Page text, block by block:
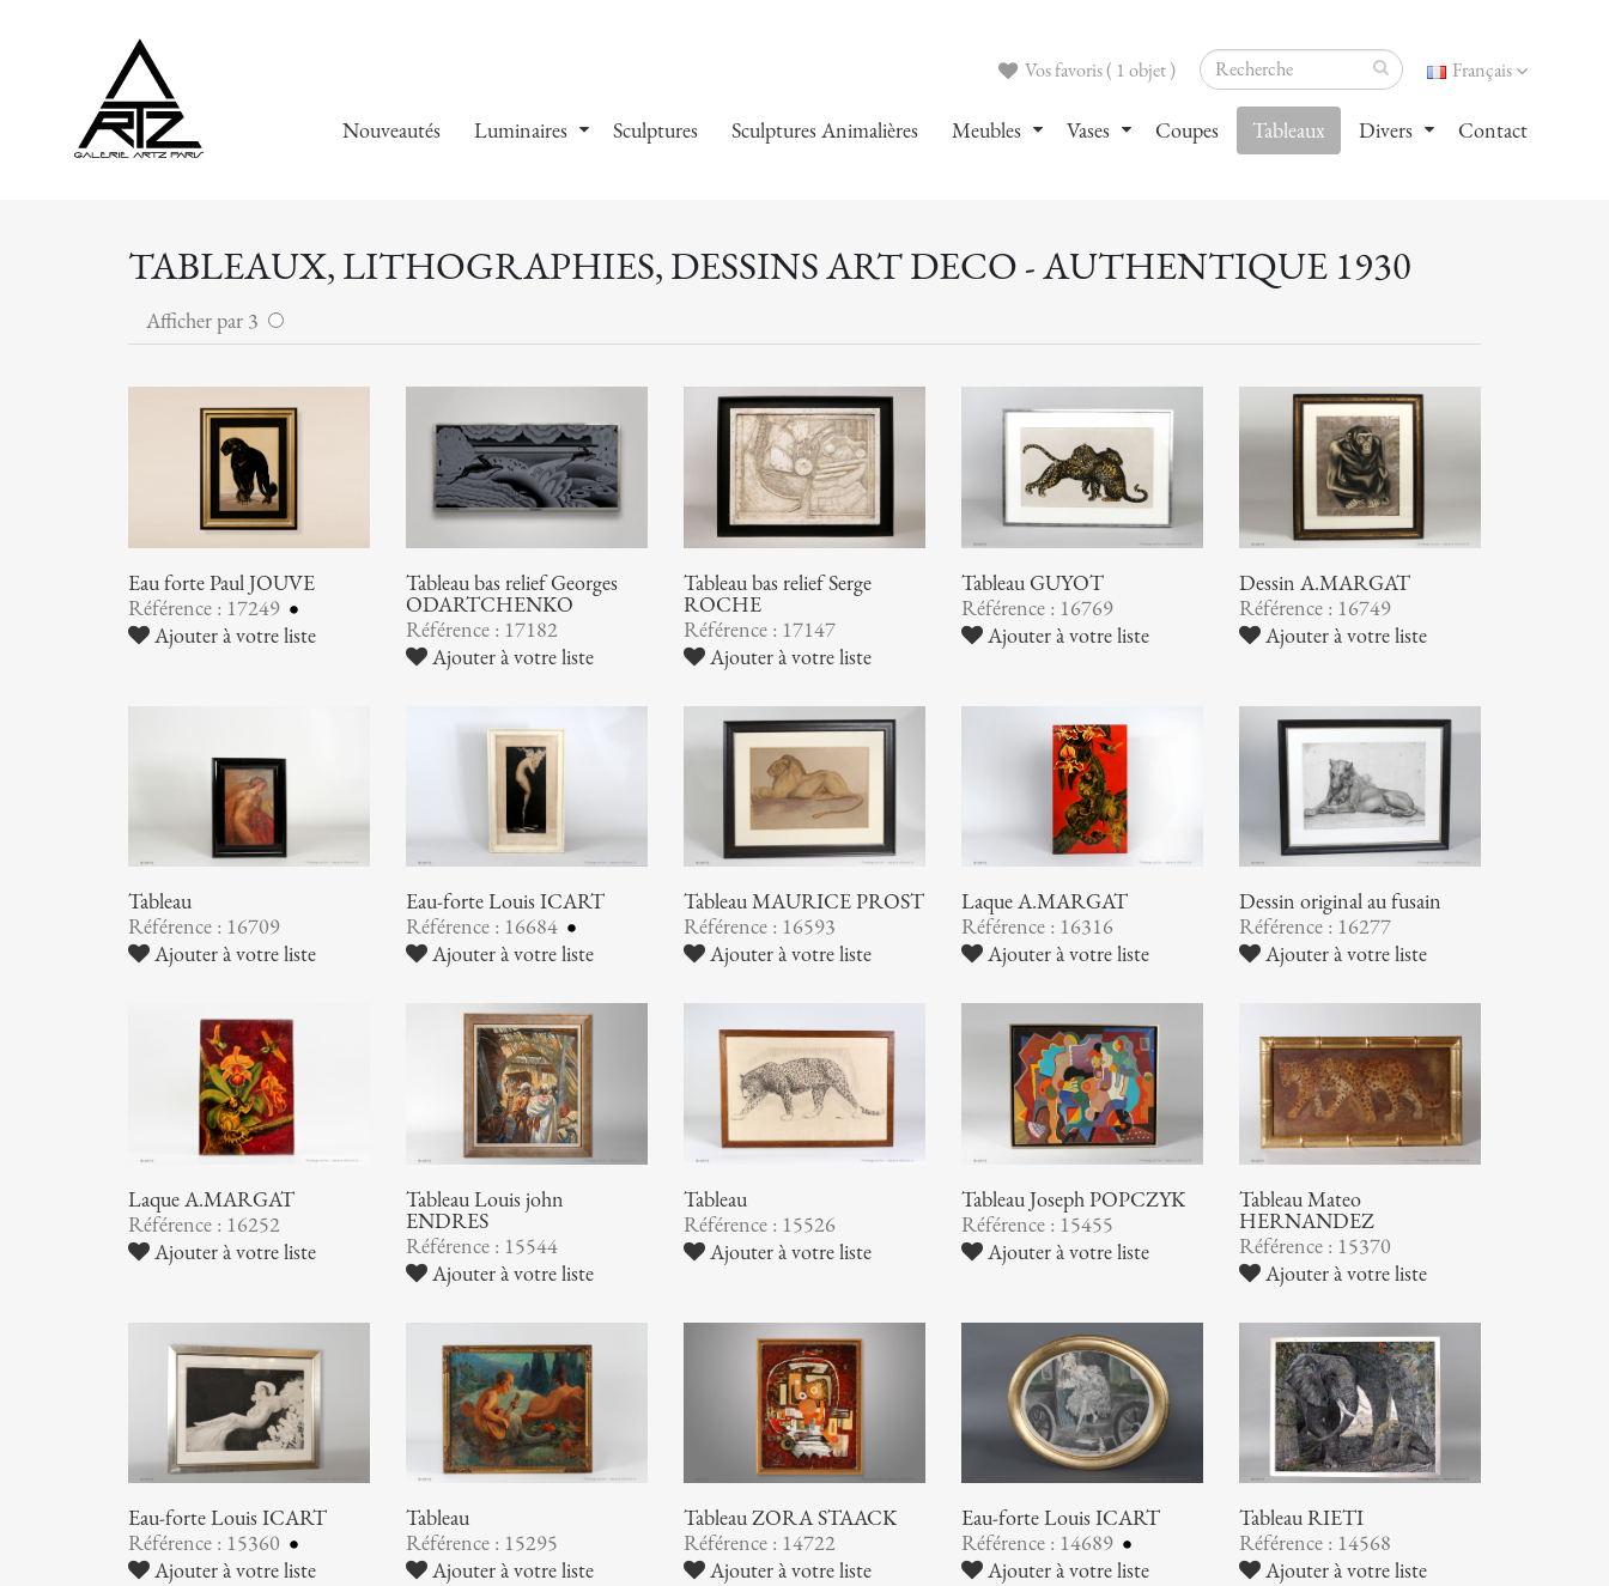
Français
Vos favoris ( 1 objet )
Nouveautés Luminaires Sculptures Sculptures Animalières Meubles Vases Coupes Tableaux Divers Contact
TABLEAUX, LITHOGRAPHIES, DESSINS ART DECO - AUTHENTIQUE 1930
Afficher par 3
Eau forte Paul JOUVE
Référence : 17249
Ajouter à votre liste
Tableau bas relief Georges
ODARTCHENKO
Référence : 17182
Ajouter à votre liste
Tableau bas relief Serge
ROCHE
Référence : 17147
Ajouter à votre liste
Tableau GUYOT
Référence : 16769
Ajouter à votre liste
Dessin A.MARGAT
Référence : 16749
Ajouter à votre liste
Tableau
Référence : 16709
Ajouter à votre liste
Eau-forte Louis ICART
Référence : 16684
Ajouter à votre liste
Tableau MAURICE PROST
Référence : 16593
Ajouter à votre liste
Laque A.MARGAT
Référence : 16316
Ajouter à votre liste
Dessin original au fusain
Référence : 16277
Ajouter à votre liste
Laque A.MARGAT
Référence : 16252
Ajouter à votre liste
Tableau Louis john
ENDRES
Référence : 15544
Ajouter à votre liste
Tableau
Référence : 15526
Ajouter à votre liste
Tableau Joseph POPCZYK
Référence : 15455
Ajouter à votre liste
Tableau Mateo
HERNANDEZ
Référence : 15370
Ajouter à votre liste
Eau-forte Louis ICART
Référence : 15360
Ajouter à votre liste
Tableau
Référence : 15295
Ajouter à votre liste
Tableau ZORA STAACK
Référence : 14722
Ajouter à votre liste
Eau-forte Louis ICART
Référence : 14689
Ajouter à votre liste
Tableau RIETI
Référence : 14568
Ajouter à votre liste